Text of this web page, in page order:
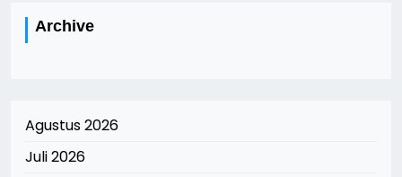
Archive
Agustus 2026
Juli 2026